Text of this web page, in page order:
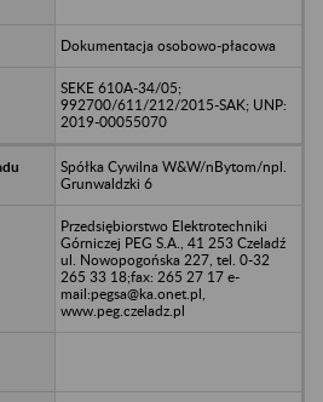
Dokumentacja osobowo-płacowa
SEKE 610A-34/05;
992700/611/212/2015-SAK; UNP:
2019-00055070
Spółka Cywilna W&W/nBytom/npl.
Grunwaldzki 6
Przedsiębiorstwo Elektrotechniki
Górniczej PEG S.A., 41 253 Czeladź
ul. Nowopogońska 227, tel. 0-32
265 33 18;fax: 265 27 17 e-
mail:pegsa@ka.onet.pl,
www.peg.czeladz.pl